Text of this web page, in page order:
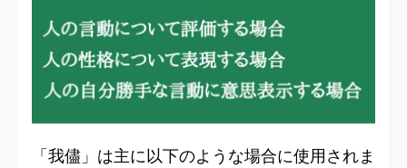
「我儘」は主に以下のような場合に使用されま